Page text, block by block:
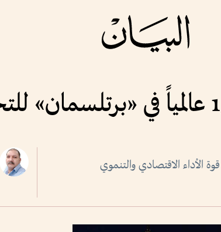
في تصنيف عكس قوة الأداء الاقتصادي والتنموي